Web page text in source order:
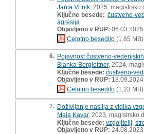
Janja Vrtnik , 2025, magistrsko
Ključne besede: čustveno-
agresija
Objavljeno v RUP:
Celotno besedilo (1,65 MB)
6. Pojavnost čustveno-
Blanka Bergleitner, 2024,
Ključne besede: čustveno-
Objavljeno v RUP:
Celotno besedilo (1,23 MB)
7. Doživljanje nasilja z vidika
Maja Kavar, 2023, magistrsko
Ključne besede: vzgojitelji
Objavljeno v RUP: